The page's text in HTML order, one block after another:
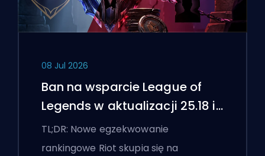
08 Jul 2026
Ban na wsparcie League of
Legends w aktualizacji 25.18 i
flagi boostingu
TL;DR: Nowe egzekwowanie
rankingowe Riot skupia się na